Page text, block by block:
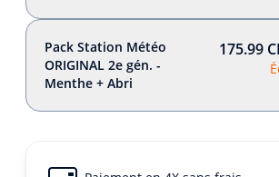
Pack Station Météo
ORIGINAL 2e gén. -
Menthe + Abri
175.99